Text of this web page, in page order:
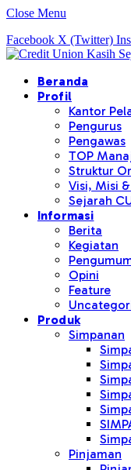
Close Menu
Facebook X (Twitter)
Beranda
Profil
Kantor
Pengurus
Pengawas
TOP
Struktur
Visi, Misi
Sejarah
Informasi
Berita
Kegiatan
Opini
Feature
Produk
Simpanan
Pinjaman